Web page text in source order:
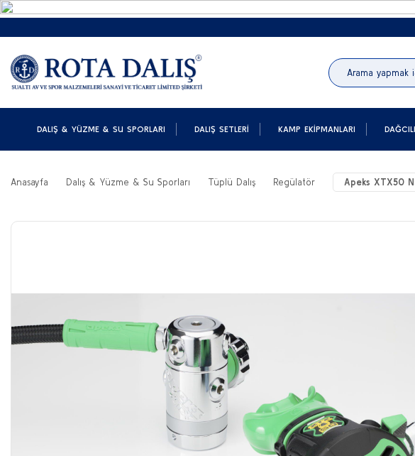
DALIŞ & YÜZME & SU SPORLARI DALIŞ SETLERI KAMP EKIPMANLARI
Anasayfa Dalış & Yüzme & Su Sporları Tüplü Dalış Regülatör Apeks XTX50